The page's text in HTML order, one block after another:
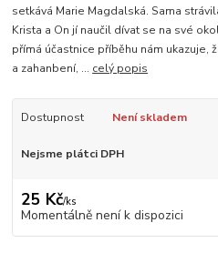
setkává Marie Magdalská. Sama
Krista a On jí naučil dívat se na své
přímá účastnice příběhu nám ukazuje,
a zahanbení, ... celý popis
Dostupnost Není skladem
Nejsme plátci DPH
25 Kč/ks
Momentálně není k dispozici